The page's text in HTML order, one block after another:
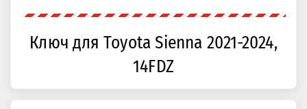
Ключ для Toyota Sienna 2021-2024,
14FDZ